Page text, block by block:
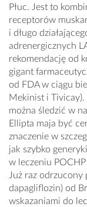
Płuc. Jest to
receptorów
i długo
adrenergicznych
rekomendację od
gigant
od FDA w ciągu
Mekinist i
można śledzić w
Ellipta maja być
znaczenie w
jak szybko
w leczeniu
Już raz odrzucony
dapagliflozin) od
wskazaniami do